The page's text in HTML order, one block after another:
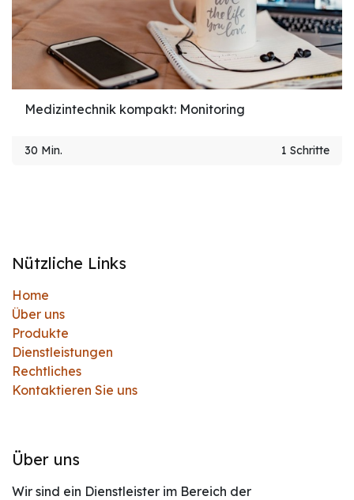
Medizintechnik kompakt: Monitoring
30 Min. 1 Schritte
Nützliche Links
Home
Über uns
Produkte
Dienstleistungen
Rechtliches
Kontaktieren Sie uns
Über uns
Wir sind ein Dienstleister im Bereich der